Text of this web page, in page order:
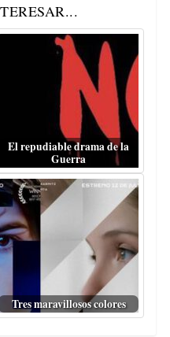
El repudiable drama de la
Guerra
Tres maravillosos colores